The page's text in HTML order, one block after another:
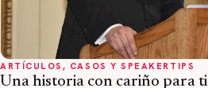
ARTÍCULOS, CASOS Y SPEAKERTIPS
Una historia con cariño para ti